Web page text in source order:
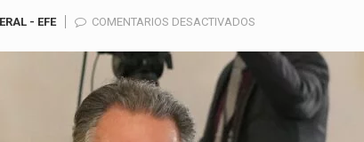
- EFE COMENTARIOS DESACTIVADOS
BENEDETTI
EVALÚA